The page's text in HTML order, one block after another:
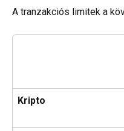
A tranzakciós limitek a
Kripto